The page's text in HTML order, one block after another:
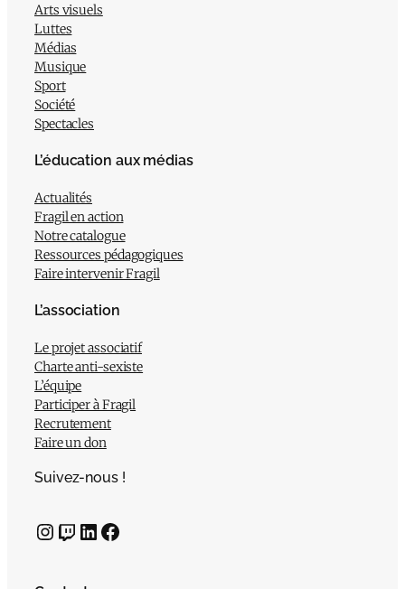
Arts visuels
Luttes
Médias
Musique
Sport
Société
Spectacles
L’éducation aux médias
Actualités
Fragil en action
Notre catalogue
Ressources pédagogiques
Faire intervenir Fragil
L’association
Le projet associatif
Charte anti-sexiste
L’équipe
Participer à Fragil
Recrutement
Faire un don
Suivez-nous !
InstagramTwitch LinkedIn Facebook